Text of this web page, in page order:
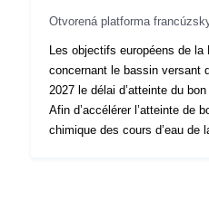
Otvorená platforma
Les objectifs européens de la
concernant le bassin versant
2027 le délai d’atteinte du
Afin d’accélérer l’atteinte de
chimique des cours d’eau de